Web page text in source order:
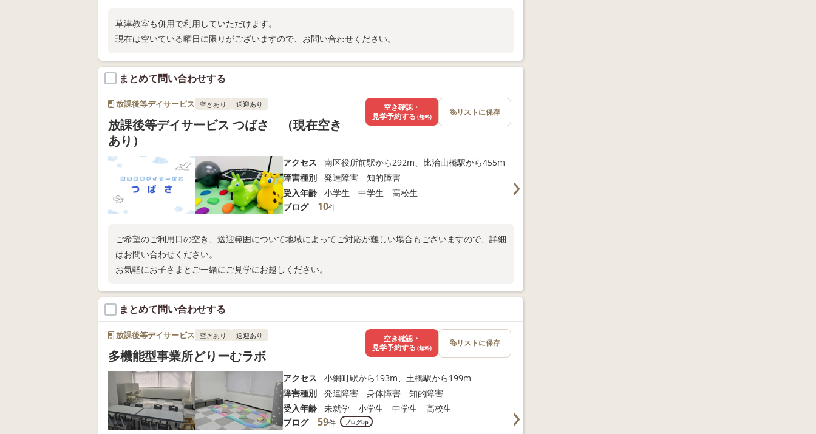
草津教室も併用で利用していただけます。
現在は空いている曜日に限りがございますので、お問い合わせください。
まとめて問い合わせする
放課後等デイサービス 空きあり 送迎あり
放課後等デイサービス つばさ （現在空き
あり）
アクセス
南区役所前駅から292m、比治山橋駅から455m
障害種別
発達障害 知的障害
受入年齢
小学生 中学生 高校生
ブログ
10件
ご希望のご利用日の空き、送迎範囲について地域によってご対応が難しい場合もございますので、詳細
はお問い合わせください。
お気軽にお子さまとご一緒にご見学にお越しください。
空き確認・
見学予約する (無料) リストに保存
まとめて問い合わせする
放課後等デイサービス 空きあり 送迎あり
多機能型事業所どりーむラボ
アクセス
小網町駅から193m、土橋駅から199m
障害種別
発達障害 身体障害 知的障害
受入年齢
未就学 小学生 中学生 高校生
ブログ
59件 ブログup
空き確認・
見学予約する (無料) リストに保存